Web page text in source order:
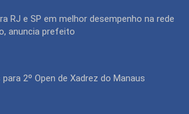
RJ e SP em melhor desempenho na rede
anuncia prefeito
2º Open de Xadrez do Manaus